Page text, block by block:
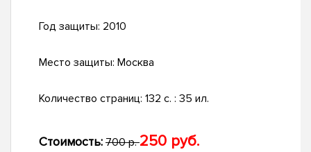
Год защиты: 2010
Место защиты: Москва
Количество страниц: 132 с. : 35 ил.
Стоимость: 700 р.250 руб.